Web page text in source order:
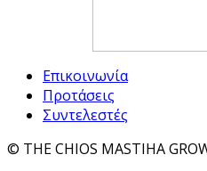
Επικοινωνία
Προτάσεις
Συντελεστές
© THE CHIOS MASTIHA